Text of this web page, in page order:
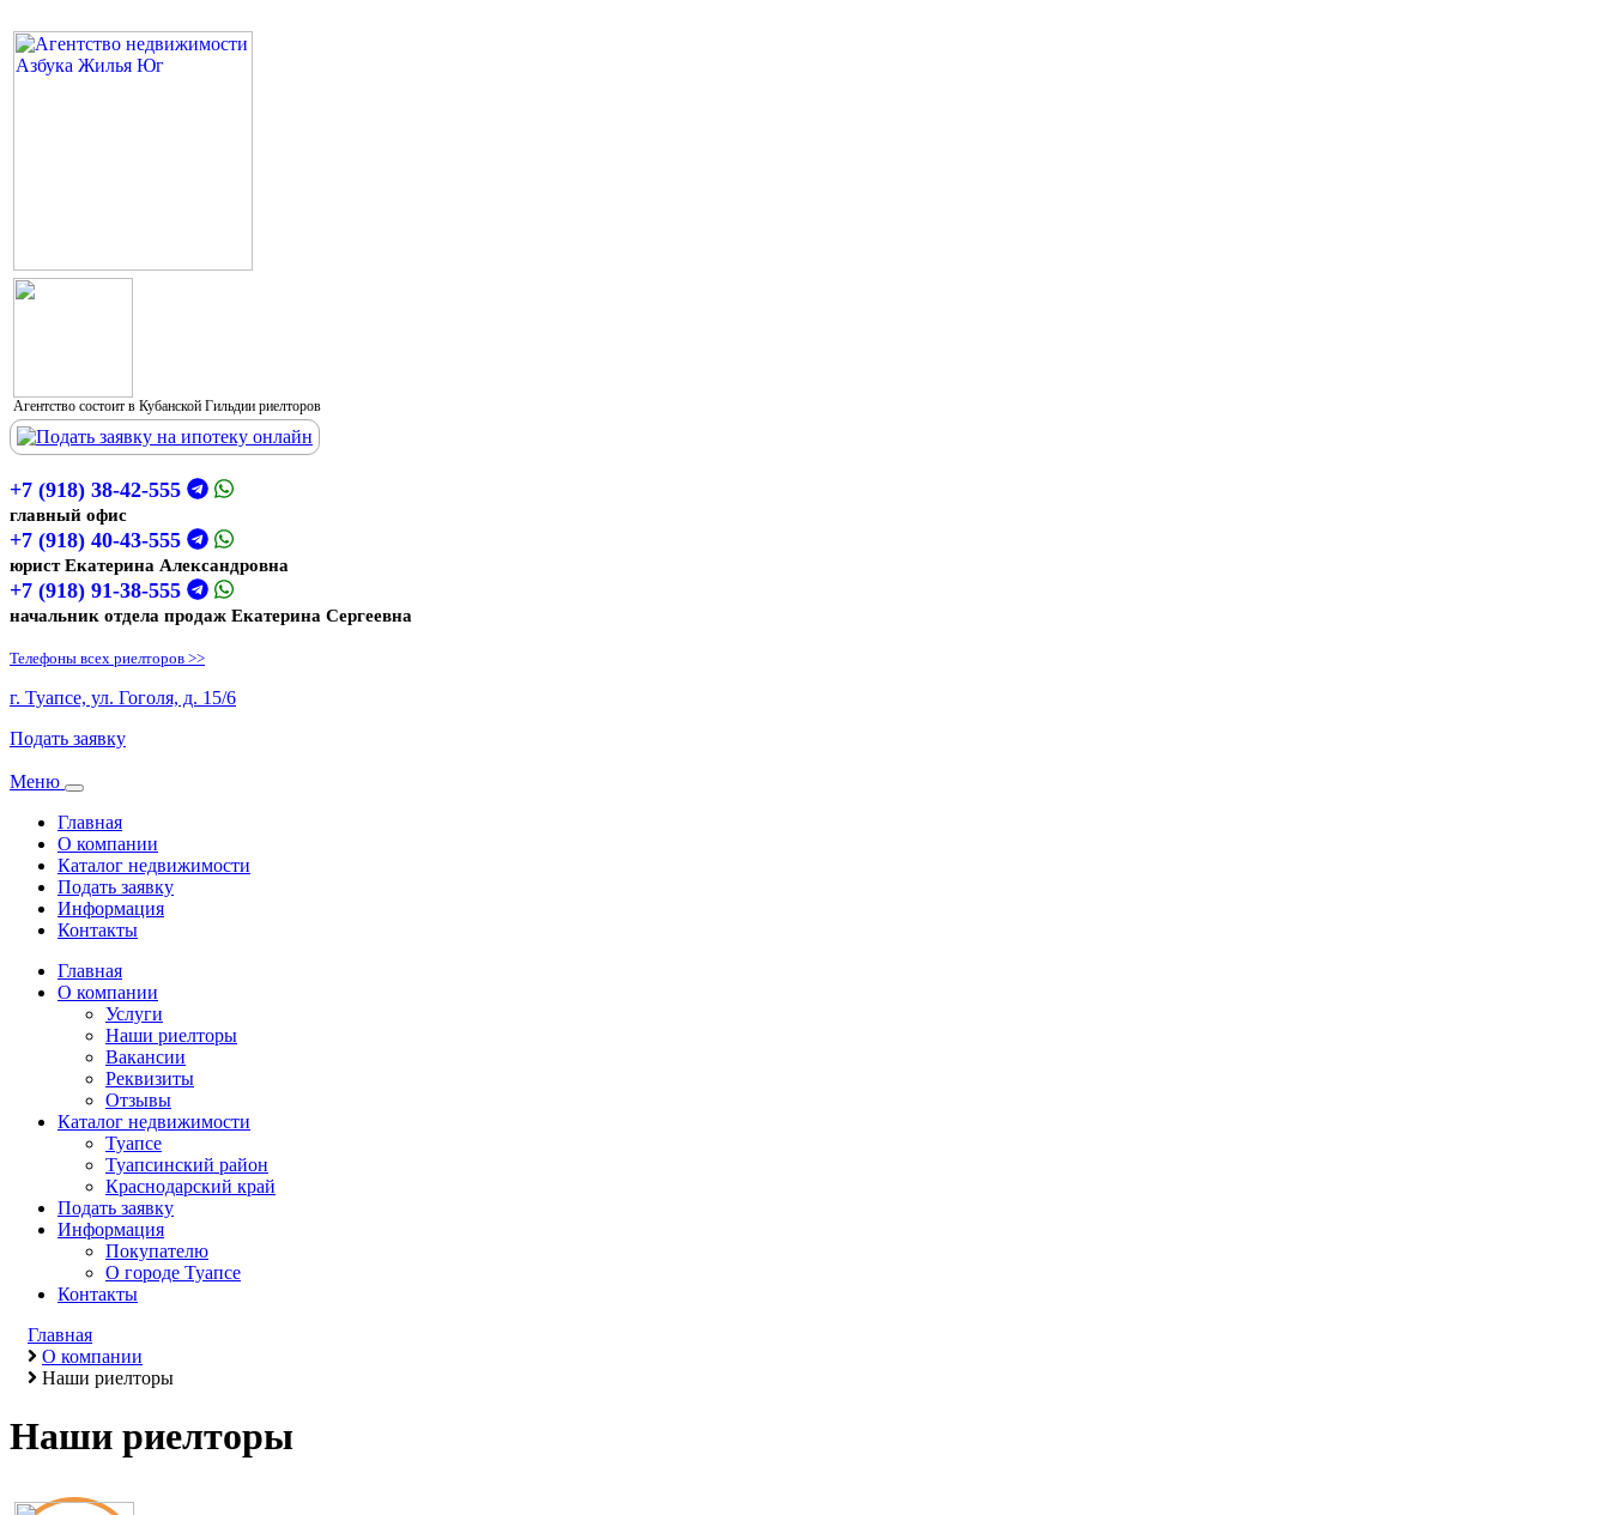
Агентство состоит в Кубанской Гильдии риелторов
+7 (918) 38-42-555
главный офис
+7 (918) 40-43-555
юрист Екатерина Александровна
+7 (918) 91-38-555
начальник отдела продаж Екатерина Сергеевна
Телефоны всех риелторов >>
г. Туапсе, ул. Гоголя, д. 15/6
Подать заявку
Меню
Toggle
Главная
О компании
Каталог недвижимости
Подать заявку
Информация
Контакты
Главная
О компании
Услуги
Наши риелторы
Вакансии
Реквизиты
Отзывы
Каталог недвижимости
Туапсе
Туапсинский район
Краснодарский край
Подать заявку
Информация
Покупателю
О городе Туапсе
Контакты
Главная
О компании
Наши риелторы
Наши риелторы